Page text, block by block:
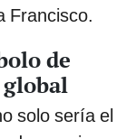
Francisco.
de
solo sería el